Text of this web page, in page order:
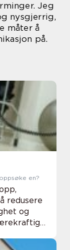
Jeg
nysgjerrig,
måter å
på.
du oppsøke en?
redusere
og
bredere